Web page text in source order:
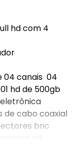
hd com 4
04 canais 04
hd de 500gb
de cabo coaxial
bnc
p4